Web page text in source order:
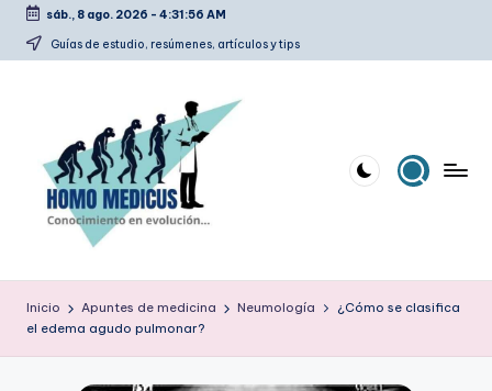
Saltar
sáb., 8 ago. 2026 - 4:31:57 AM
Guías de estudio, resúmenes, artículos y tips
o
m
estudio,
Inicio Apuntes de medicina Neumología
¿Cómo se clasifica
el edema agudo pulmonar?